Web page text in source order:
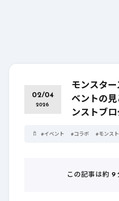
02/04
2026
モンスタ
ベントの
ンストブロ
#イベント #コラボ #モンスト
この記事は約 9